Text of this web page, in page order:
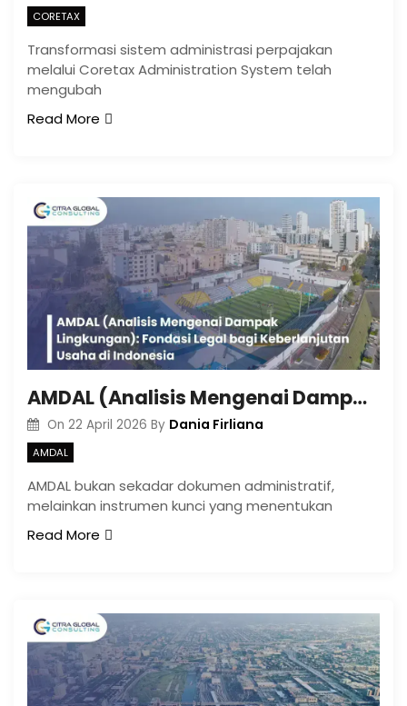
CORETAX
Transformasi sistem administrasi perpajakan
melalui Coretax Administration System telah
mengubah
Read More
AMDAL (Analisis Mengenai Dampak Lingkungan): Fondasi Legal bagi Keberlanjutan Usaha di Indonesia
On 22 April 2026 By Dania Firliana
AMDAL
AMDAL bukan sekadar dokumen administratif,
melainkan instrumen kunci yang menentukan
Read More